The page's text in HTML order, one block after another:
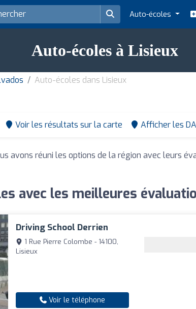
Auto-écoles
Auto-écoles à Lisieux
Auto-écoles dans Lisieux
Voir les résultats sur la carte Afficher les
avons réuni les options de la région avec leurs
avec les meilleures
Driving School Derrien
1 Rue Pierre Colombe - 14100,
Lisieux
Voir le téléphone